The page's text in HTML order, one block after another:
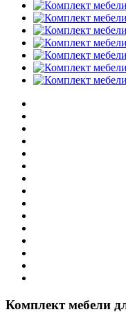
Комплект мебели